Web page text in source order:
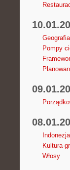
Geografia
Pompy
Indonezja
Kultura
Włosy